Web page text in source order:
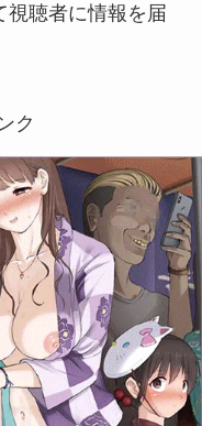
視聴者に情報を届
ク